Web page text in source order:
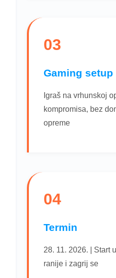
03
Gaming setup
Igraš na vrhunskoj
kompromisa, bez
opreme
04
Termin
28. 11. 2026. | Start
ranije i zagrij se